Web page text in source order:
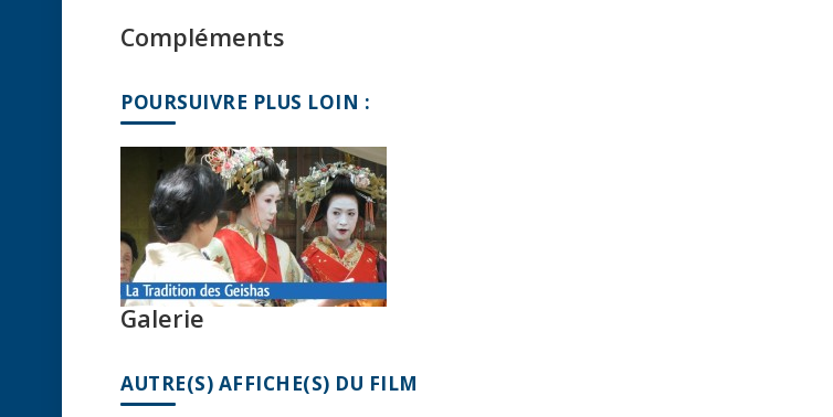
Compléments
POURSUIVRE PLUS LOIN :
Galerie
AUTRE(S) AFFICHE(S) DU FILM